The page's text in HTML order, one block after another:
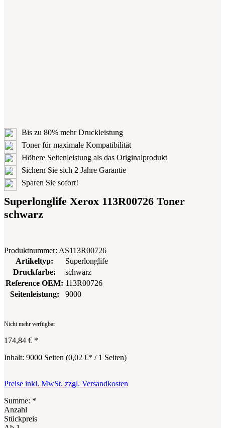
Bis zu 80% mehr Druckleistung
Toner für maximale Kompatibilität
Höhere Seitenleistung als das Originalprodukt
Sichern Sie sich 2 Jahre Garantie
Sparen Sie sofort!
Superlonglife Xerox 113R00726 Toner
schwarz
Produktnummer: AS113R00726
Artikeltyp:
Superlonglife
Druckfarbe:
schwarz
Reference OEM: 113R00726
Seitenleistung:
9000
Nicht mehr verfügbar
174,84 € *
Inhalt: 9000 Seiten (0,02 €* / 1 Seiten)
Preise inkl. MwSt. zzgl. Versandkosten
Summe: *
Anzahl
Stückpreis